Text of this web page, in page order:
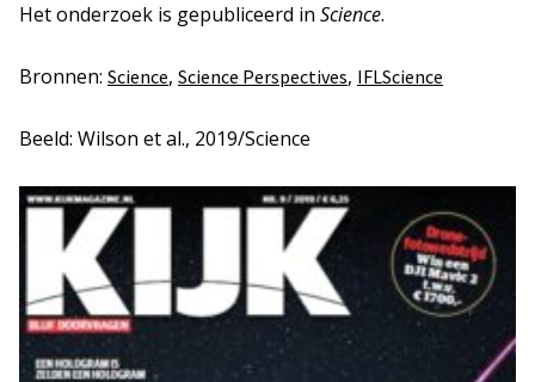
Het onderzoek is gepubliceerd in Science.
Bronnen: Science, Science Perspectives, IFLScience
Beeld: Wilson et al., 2019/Science